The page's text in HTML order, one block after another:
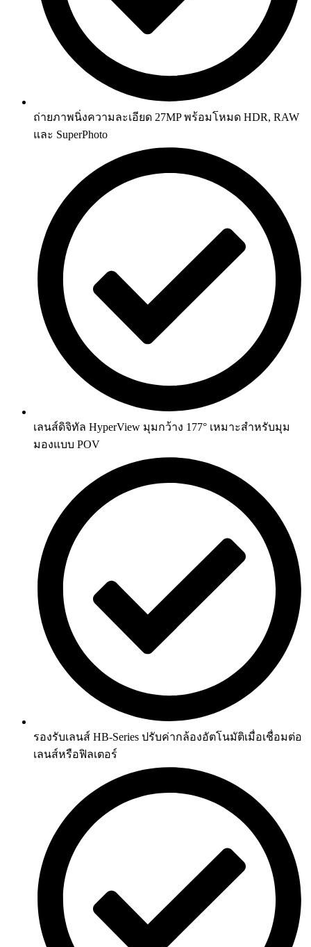
ถ่ายภาพนิ่งความละเอียด 27MP พร้อมโหมด HDR, RAW
และ SuperPhoto
เลนส์ดิจิทัล HyperView มุมกว้าง 177° เหมาะสำหรับมุม
มองแบบ POV
รองรับเลนส์ HB-Series ปรับค่ากล้องอัตโนมัติเมื่อเชื่อมต่อ
เลนส์หรือฟิลเตอร์